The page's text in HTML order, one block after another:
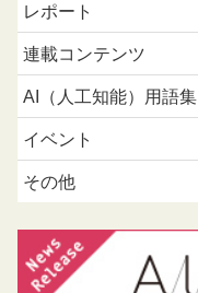
レポート
連載コンテンツ
AI（人工知能）用語集
イベント
その他